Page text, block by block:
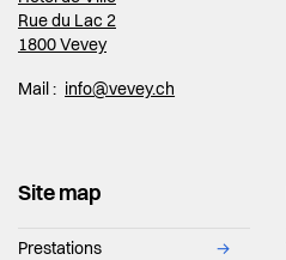
Rue du Lac 2
1800 Vevey
Mail : info@vevey.ch
Site map
Prestations →